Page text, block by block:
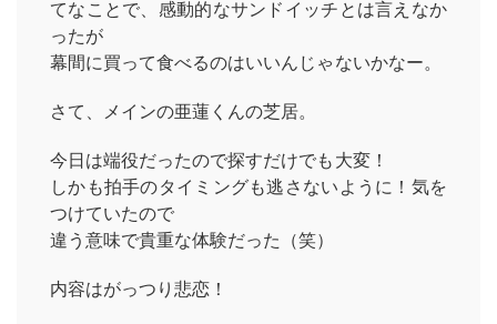
てなことで、感動的なサンドイッチとは言えなか
ったが
幕間に買って食べるのはいいんじゃないかなー。
さて、メインの亜蓮くんの芝居。
今日は端役だったので探すだけでも大変！
しかも拍手のタイミングも逃さないように！気を
つけていたので
違う意味で貴重な体験だった（笑）
内容はがっつり悲恋！